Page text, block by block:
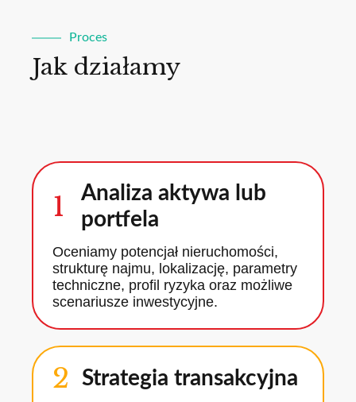
Proces
Jak działamy
1
Analiza aktywa lub
portfela
Oceniamy potencjał nieruchomości,
strukturę najmu, lokalizację, parametry
techniczne, profil ryzyka oraz możliwe
scenariusze inwestycyjne.
2 Strategia transakcyjna